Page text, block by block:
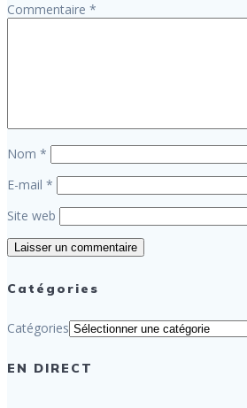
Commentaire *
Nom *
E-mail *
Site web
Catégories
Catégories
EN DIRECT